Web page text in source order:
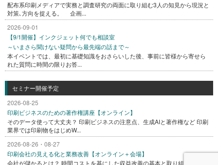
配布系印刷メディアで実務と調査研究の両面に取り組む3人の知見から現況と
対策､方向を捉える。 企画...
2026-09-01
【9/1開催】インクジェット何でも相談室
～いまさら聞けない疑問から最先端の話まで～
本イベントでは、最初に基礎知識をおさらいした後、事前に皆様から寄せら
れた質問に時間の限りお答...
セミナー開催予定
2026-08-25
印刷ビジネスのための著作権講座【オンライン】
そのデータ使って大丈夫？ 印刷ビジネスの注意点、生成AIと著作権など 印刷
業界では印刷物をはじめW...
2026-08-26・08-27
印刷会社の見える化と業務改善【オンライン＋会場】
会社が儲かるとは？ 時間コストを基にした収益改善の基本と取り組み方